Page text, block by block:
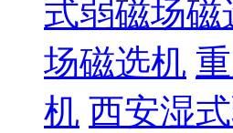
式弱磁场磁
场磁选机
机 西安湿